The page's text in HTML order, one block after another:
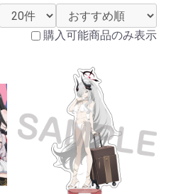
購入可能商品のみ表示